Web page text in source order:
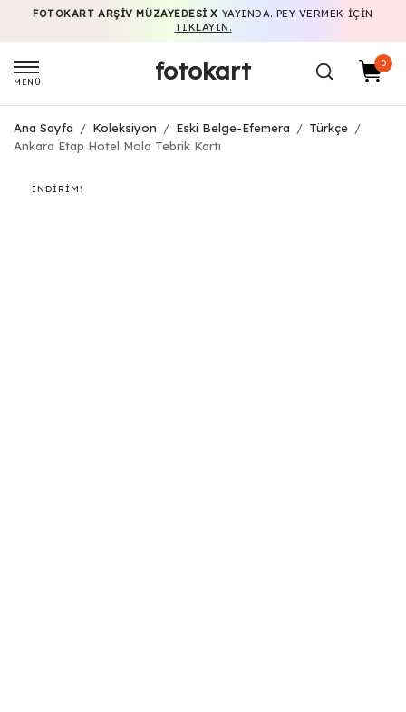
FOTOKART ARŞIV MÜZAYEDESI X YAYINDA. PEY VERMEK IÇIN
TIKLAYIN.
MENÜ fotokart 0
Ana Sayfa / Koleksiyon / Eski Belge-Efemera / Türkçe /
Ankara Etap Hotel Mola Tebrik Kartı
İNDIRIM!